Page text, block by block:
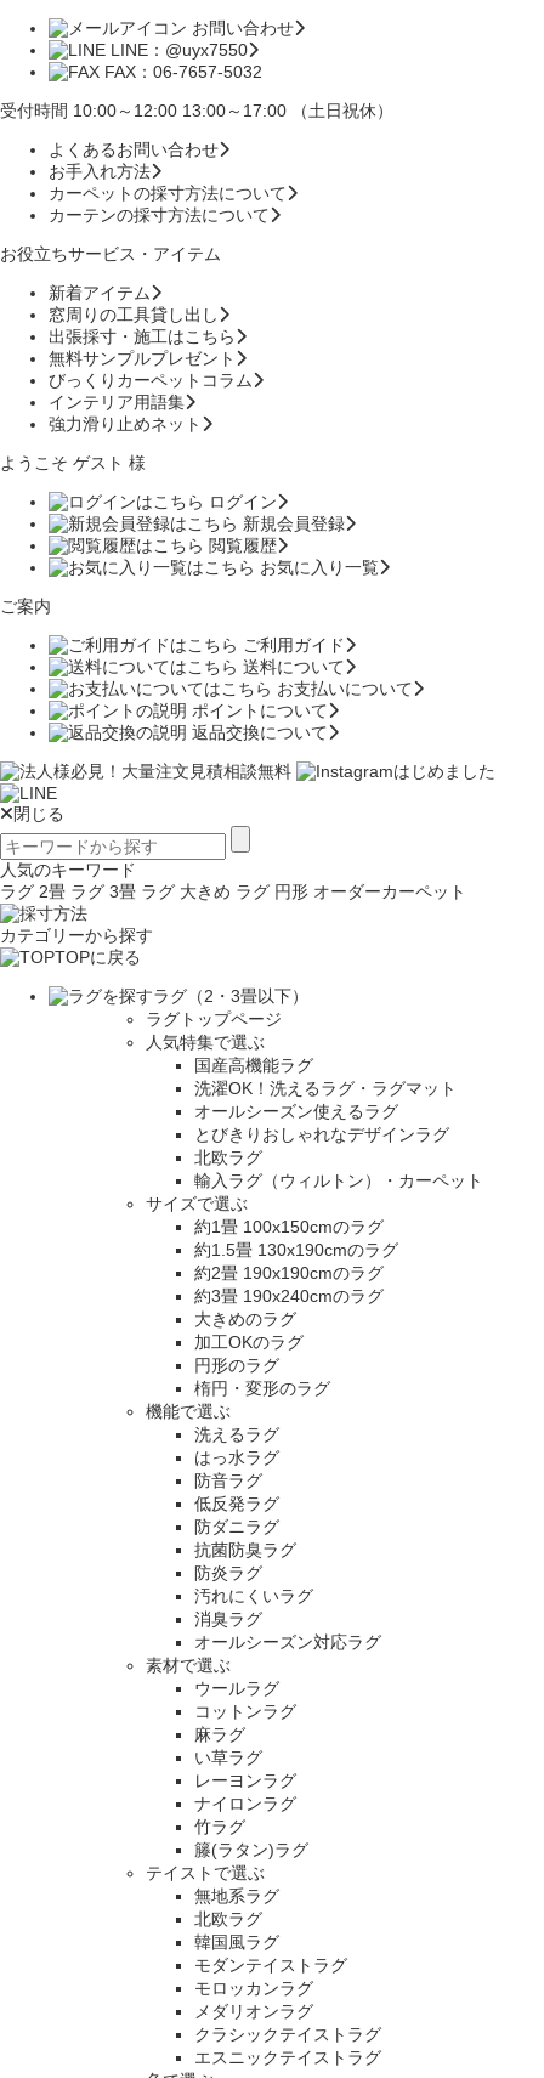
お問い合わせ
LINE：@uyx7550
FAX：06-7657-5032
受付時間 10:00～12:00 13:00～17:00 （土日祝休）
よくあるお問い合わせ
お手入れ方法
カーペットの採寸方法について
カーテンの採寸方法について
お役立ちサービス・アイテム
新着アイテム
窓周りの工具貸し出し
出張採寸・施工はこちら
無料サンプルプレゼント
びっくりカーペットコラム
インテリア用語集
強力滑り止めネット
ようこそ ゲスト 様
ログイン
新規会員登録
閲覧履歴
お気に入り一覧
ご案内
ご利用ガイド
送料について
お支払いについて
ポイントについて
返品交換について
閉じる
人気のキーワード
ラグ 2畳 ラグ 3畳 ラグ 大きめ ラグ 円形 オーダーカーペット
カテゴリーから探す
TOPに戻る
ラグ（2・3畳以下）
ラグトップページ
人気特集で選ぶ
国産高機能ラグ
洗濯OK！洗えるラグ・ラグマット
オールシーズン使えるラグ
とびきりおしゃれなデザインラグ
北欧ラグ
輸入ラグ（ウィルトン）・カーペット
サイズで選ぶ
約1畳 100x150cmのラグ
約1.5畳 130x190cmのラグ
約2畳 190x190cmのラグ
約3畳 190x240cmのラグ
大きめのラグ
加工OKのラグ
円形のラグ
楕円・変形のラグ
機能で選ぶ
洗えるラグ
はっ水ラグ
防音ラグ
低反発ラグ
防ダニラグ
抗菌防臭ラグ
防炎ラグ
汚れにくいラグ
消臭ラグ
オールシーズン対応ラグ
素材で選ぶ
ウールラグ
コットンラグ
麻ラグ
い草ラグ
レーヨンラグ
ナイロンラグ
竹ラグ
籐(ラタン)ラグ
テイストで選ぶ
無地系ラグ
北欧ラグ
韓国風ラグ
モダンテイストラグ
モロッカンラグ
メダリオンラグ
クラシックテイストラグ
エスニックテイストラグ